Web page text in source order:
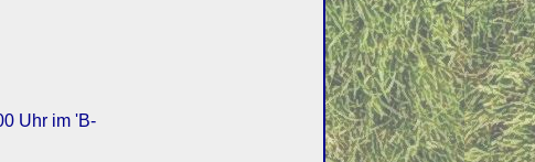
Uhr im 'B-